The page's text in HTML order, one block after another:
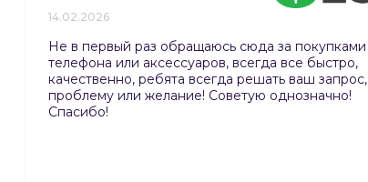
14.02.2026
Не в первый раз обращаюсь сюда за покупками
телефона или аксессуаров, всегда все быстро,
качественно, ребята всегда решать ваш запрос,
проблему или желание! Советую однозначно!
Спасибо!